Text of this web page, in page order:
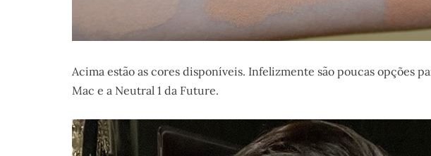
Acima estão as cores disponíveis. Infelizmente são poucas opções
Mac e a Neutral 1 da Future.